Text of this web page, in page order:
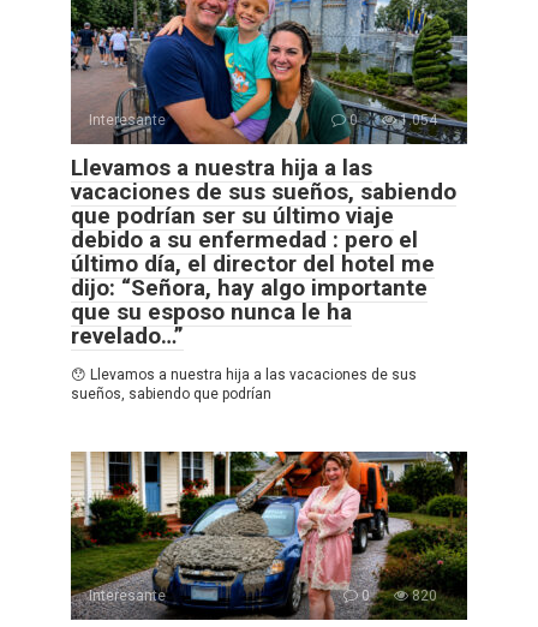
Interesante 0 1.054
Llevamos a nuestra hija a las
vacaciones de sus sueños, sabiendo
que podrían ser su último viaje
debido a su enfermedad : pero el
último día, el director del hotel me
dijo: “Señora, hay algo importante
que su esposo nunca le ha
revelado…”
😯 Llevamos a nuestra hija a las vacaciones de sus
sueños, sabiendo que podrían
Interesante 0 820